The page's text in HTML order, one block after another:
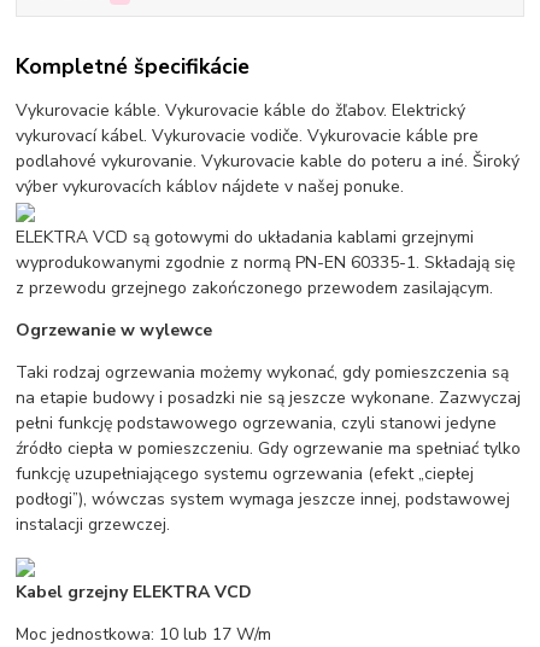
Kompletné špecifikácie
Vykurovacie káble. Vykurovacie káble do žľabov. Elektrický
vykurovací kábel. Vykurovacie vodiče. Vykurovacie káble pre
podlahové vykurovanie. Vykurovacie kable do poteru a iné. Široký
výber vykurovacích káblov nájdete v našej ponuke.
ELEKTRA VCD są gotowymi do układania kablami grzejnymi
wyprodukowanymi zgodnie z normą PN-EN 60335-1. Składają się
z przewodu grzejnego zakończonego przewodem zasilającym.
Ogrzewanie w wylewce
Taki rodzaj ogrzewania możemy wykonać, gdy pomieszczenia są
na etapie budowy i posadzki nie są jeszcze wykonane. Zazwyczaj
pełni funkcję podstawowego ogrzewania, czyli stanowi jedyne
źródło ciepła w pomieszczeniu. Gdy ogrzewanie ma spełniać tylko
funkcję uzupełniającego systemu ogrzewania (efekt „ciepłej
podłogi”), wówczas system wymaga jeszcze innej, podstawowej
instalacji grzewczej.
Kabel grzejny ELEKTRA VCD
Moc jednostkowa: 10 lub 17 W/m